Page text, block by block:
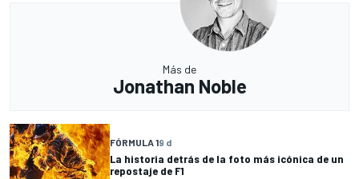
Más de
Jonathan Noble
FÓRMULA 19 d
La historia detrás de la foto más icónica de un
repostaje de F1